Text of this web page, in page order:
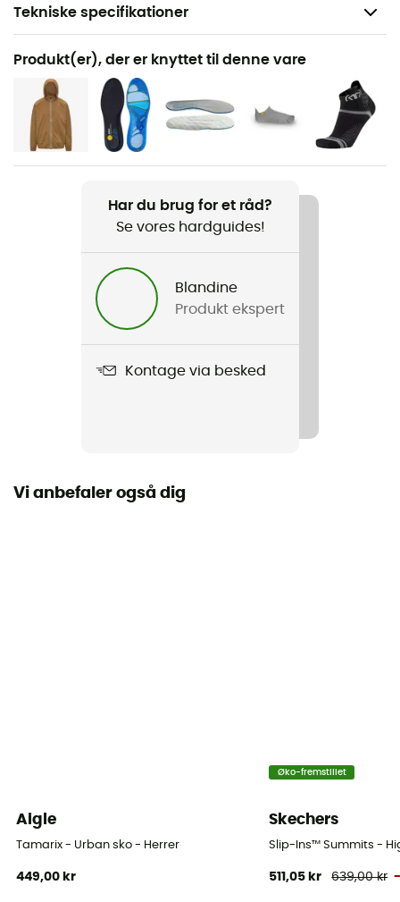
Tekniske specifikationer
Anbefales til
Det daglige liv
Køn
Slip-Ins™ Glide Step Pro
Produkt(er), der er knyttet til denne vare
Har du brug for et råd?
Se vores hardguides!
Blandine
Produkt ekspert
Kontage via besked
Vi anbefaler også dig
Aigle
Tamarix - Urban sko - Herrer
449,00 kr
Øko-fremstillet
Skechers
Slip-Ins™ Summits -
511,05 kr 639,00 kr